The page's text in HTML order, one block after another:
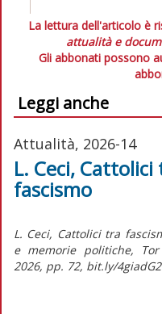
La lettura dell'articolo è
attualità e
Gli abbonati possono
Leggi anche
Attualità, 2026-14
L. Ceci,
fascismo
L. Ceci, Cattolici tra
e memorie politiche, Tor
2026, pp. 72, bit.ly/